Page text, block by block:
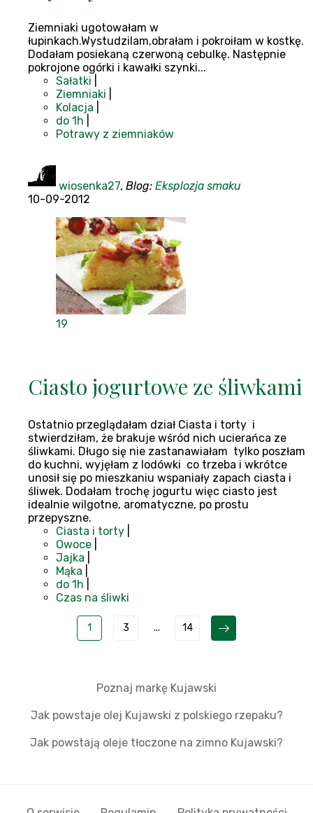
Ziemniaki ugotowałam w
łupinkach.Wystudzilam,obrałam i pokroiłam w kostkę.
Dodałam posiekaną czerwoną cebulkę. Następnie
pokrojone ogórki i kawałki szynki...
Sałatki
Ziemniaki
Kolacja
do 1h
Potrawy z ziemniaków
wiosenka27, Blog: Eksplozja smaku
10-09-2012
19
Ciasto jogurtowe ze śliwkami
Ostatnio przeglądałam dział Ciasta i torty i
stwierdziłam, że brakuje wśród nich ucierańca ze
śliwkami. Długo się nie zastanawiałam tylko poszłam
do kuchni, wyjęłam z lodówki co trzeba i wkrótce
unosił się po mieszkaniu wspaniały zapach ciasta i
śliwek. Dodałam trochę jogurtu więc ciasto jest
idealnie wilgotne, aromatyczne, po prostu
przepyszne.
Ciasta i torty
Owoce
Jajka
Mąka
do 1h
Czas na śliwki
1 3 ... 14
Poznaj markę Kujawski
Jak powstaje olej Kujawski z polskiego rzepaku?
Jak powstają oleje tłoczone na zimno Kujawski?